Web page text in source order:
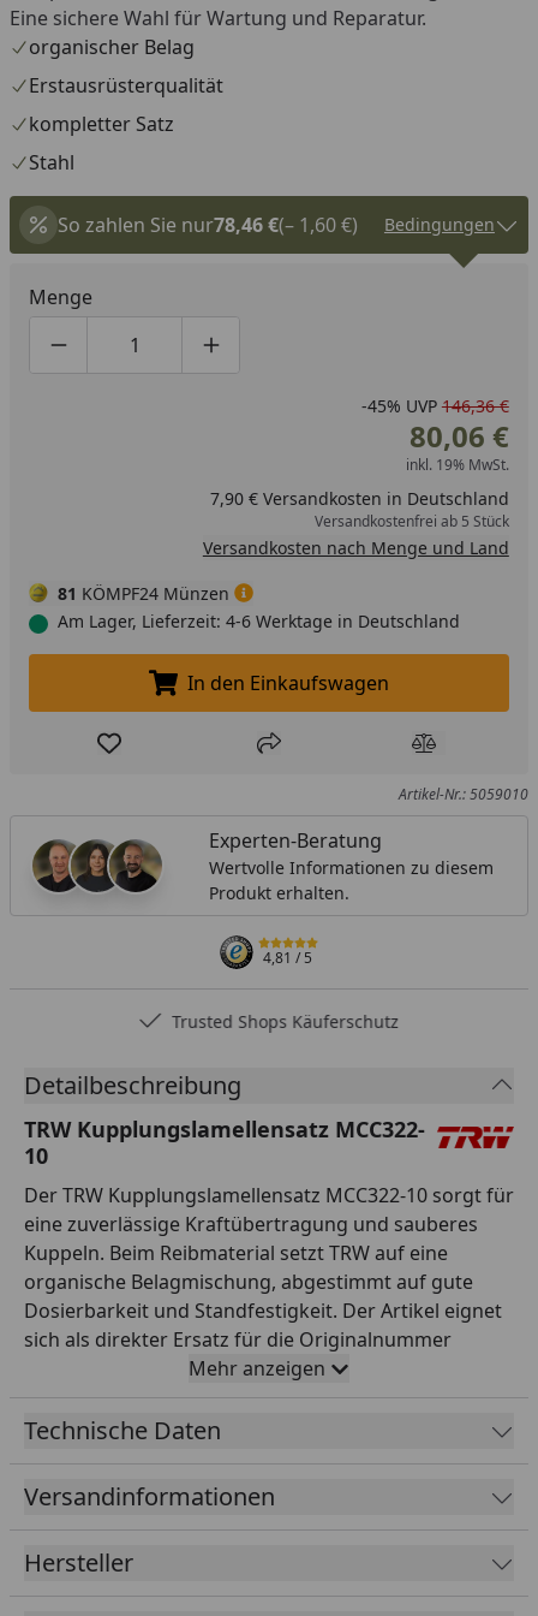
Eine sichere Wahl für Wartung und Reparatur.
organischer Belag
Erstausrüsterqualität
kompletter Satz
Stahl
So zahlen Sie nur78,46 €(– 1,60 €) Bedingungen
Menge
Produktmenge um eins verringern
Produktmenge manuell eingeben
Produktmenge um eins erhöhen
-45% UVP 146,36 €
80,06 €
inkl. 19% MwSt.
7,90 € Versandkosten in Deutschland
Versandkostenfrei ab 5 Stück
Versandkosten nach Menge und Land
81 KÖMPF24 Münzen
Am Lager, Lieferzeit: 4-6 Werktage in Deutschland
In den Einkaufswagen legen
In den Einkaufswagen
Produkt zur Wunschliste hinzufügen
Teilen Produkt
Artikel-Nr.: 5059010
Experten-Beratung
Wertvolle Informationen zu diesem
Produkt erhalten.
4,81/ 5
Trusted Shops Käuferschutz
Detailbeschreibung
TRW Kupplungslamellensatz MCC322-
10
Der TRW Kupplungslamellensatz MCC322-10 sorgt für
eine zuverlässige Kraftübertragung und sauberes
Kuppeln. Beim Reibmaterial setzt TRW auf eine
organische Belagmischung, abgestimmt auf gute
Dosierbarkeit und Standfestigkeit. Der Artikel eignet
sich als direkter Ersatz für die Originalnummer
MCC322-10, in Erstausrüster-Qualität und passt für
die entsprechenden Modelle laut TRW-
Anwendungsliste. Als renommierter Spezialist für
Zuverlässigkeit. So stellen Sie die Sicherheit und
Funktion Ihres Motorrads zuverlässig wieder her. Ein
gutem Preis-Leistungs-Verhältnis verbindet. Damit
sind Sie für den sicheren Betrieb Ihres Motorrads
Mehr anzeigen
Technische Daten
Versandinformationen
Hersteller